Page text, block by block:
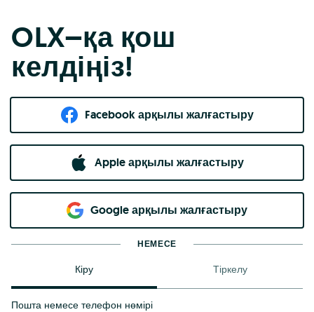
OLX–қа қош
келдіңіз!
Facebook арқылы жалғастыру
Apple арқылы жалғастыру
Google арқылы жалғастыру
НЕМЕСЕ
Кіру Тіркелу
Пошта немесе телефон нөмірі